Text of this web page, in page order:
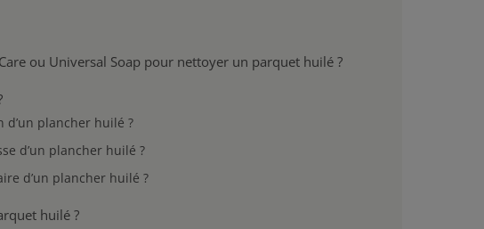
ou Universal Soap pour nettoyer un parquet huilé ?
plancher huilé ?
d’un plancher huilé ?
d’un plancher huilé ?
huilé ?